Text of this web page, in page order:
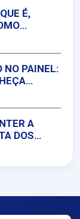
É,
NO PAINEL:
A
DOS